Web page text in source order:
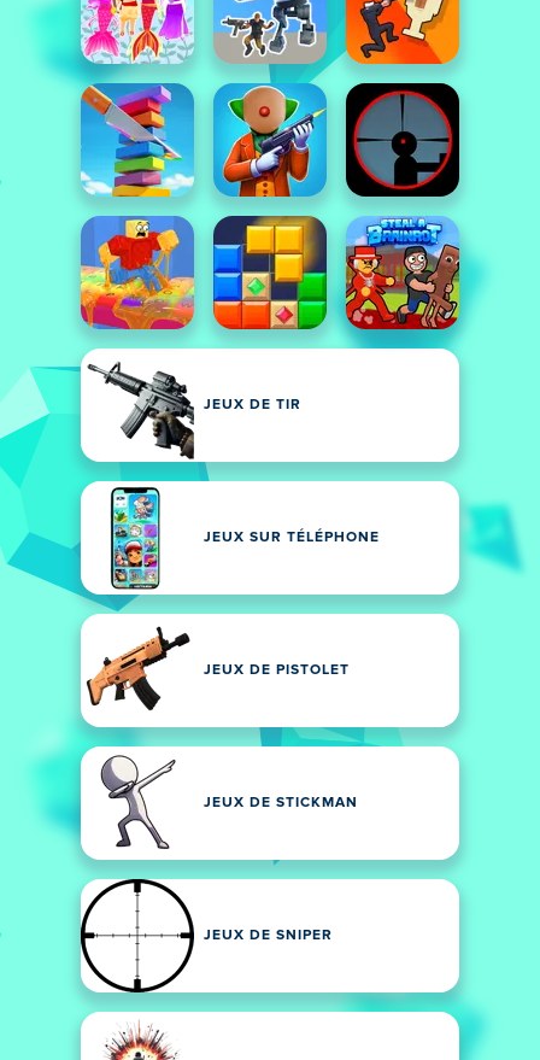
JEUX DE TIR
JEUX SUR TÉLÉPHONE
JEUX DE PISTOLET
JEUX DE STICKMAN
JEUX DE SNIPER